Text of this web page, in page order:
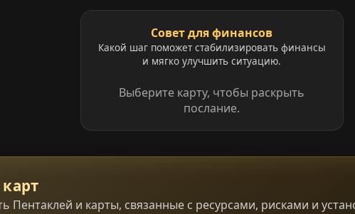
Совет для финансов
Какой шаг поможет стабилизировать финансы
и мягко улучшить ситуацию.
Выберите карту, чтобы раскрыть
послание.
и карты, связанные с ресурсами, рисками и